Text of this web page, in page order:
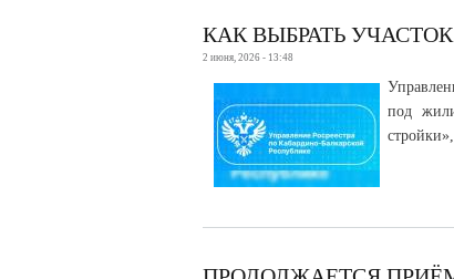
КАК ВЫБРАТЬ
2 июня, 2026 - 13:48
под